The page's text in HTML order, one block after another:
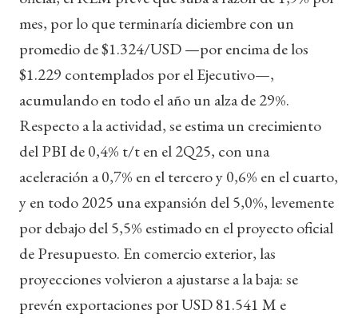
mes, por lo que terminaría diciembre con un
promedio de $1.324/USD —por encima de los
$1.229 contemplados por el Ejecutivo—,
acumulando en todo el año un alza de 29%.
Respecto a la actividad, se estima un crecimiento
del PBI de 0,4% t/t en el 2Q25, con una
aceleración a 0,7% en el tercero y 0,6% en el cuarto,
y en todo 2025 una expansión del 5,0%, levemente
por debajo del 5,5% estimado en el proyecto oficial
de Presupuesto. En comercio exterior, las
proyecciones volvieron a ajustarse a la baja: se
prevén exportaciones por USD 81.541 M e